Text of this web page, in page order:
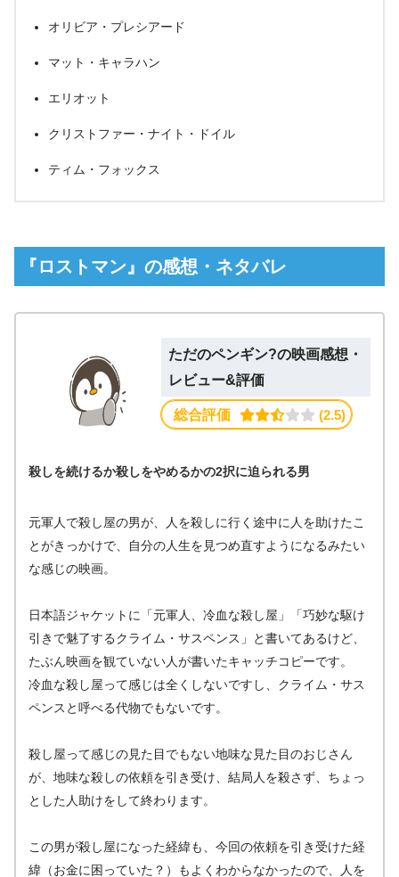
オリビア・プレシアード
マット・キャラハン
エリオット
クリストファー・ナイト・ドイル
ティム・フォックス
『ロストマン』の感想・ネタバレ
ただのペンギン?の映画感想・
レビュー&評価
総合評価 (2.5)
殺しを続けるか殺しをやめるかの2択に迫られる男
元軍人で殺し屋の男が、人を殺しに行く途中に人を助けたこ
とがきっかけで、自分の人生を見つめ直すようになるみたい
な感じの映画。
日本語ジャケットに「元軍人、冷血な殺し屋」「巧妙な駆け
引きで魅了するクライム・サスペンス」と書いてあるけど、
たぶん映画を観ていない人が書いたキャッチコピーです。
冷血な殺し屋って感じは全くしないですし、クライム・サス
ペンスと呼べる代物でもないです。
殺し屋って感じの見た目でもない地味な見た目のおじさん
が、地味な殺しの依頼を引き受け、結局人を殺さず、ちょっ
とした人助けをして終わります。
この男が殺し屋になった経緯も、今回の依頼を引き受けた経
緯（お金に困っていた？）もよくわからなかったので、人を